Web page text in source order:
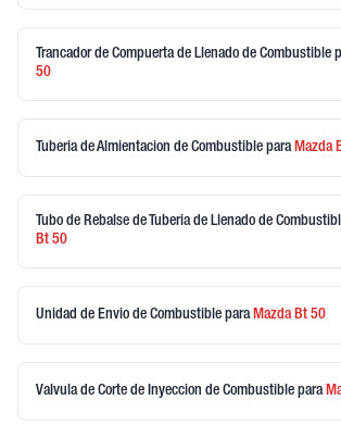
Trancador de Compuerta de Llenado de Combustible
50
Tuberia de Almientacion de Combustible para Mazda
Tubo de Rebalse de Tuberia de Llenado de
Bt 50
Unidad de Envio de Combustible para MazdaBt 50
Valvula de Corte de Inyeccion de Combustible para